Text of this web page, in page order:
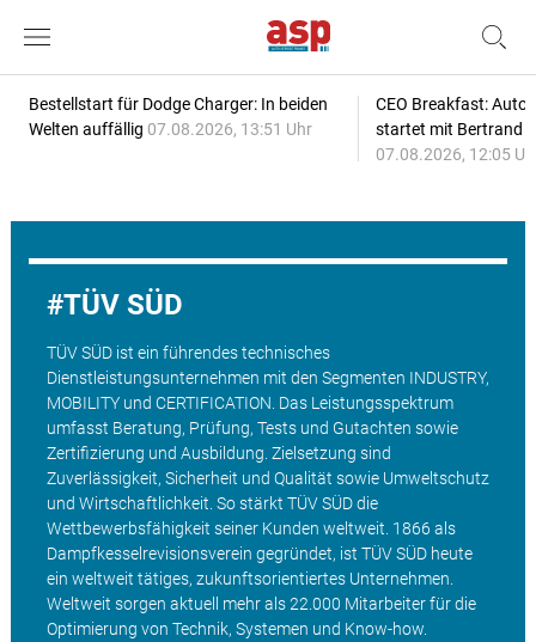
Bestellstart für Dodge Charger: In beiden
Welten auffällig 07.08.2026, 13:51 Uhr
CEO Breakfast:
startet mit Bertrand
07.08.2026, 12:05
TÜV SÜD
TÜV SÜD ist ein führendes technisches
Dienstleistungsunternehmen mit den Segmenten INDUSTRY,
MOBILITY und CERTIFICATION. Das Leistungsspektrum
umfasst Beratung, Prüfung, Tests und Gutachten sowie
Zertifizierung und Ausbildung. Zielsetzung sind
Zuverlässigkeit, Sicherheit und Qualität sowie Umweltschutz
und Wirtschaftlichkeit. So stärkt TÜV SÜD die
Wettbewerbsfähigkeit seiner Kunden weltweit. 1866 als
Dampfkesselrevisionsverein gegründet, ist TÜV SÜD heute
ein weltweit tätiges, zukunftsorientiertes Unternehmen.
Weltweit sorgen aktuell mehr als 22.000 Mitarbeiter für die
Optimierung von Technik, Systemen und Know-how.